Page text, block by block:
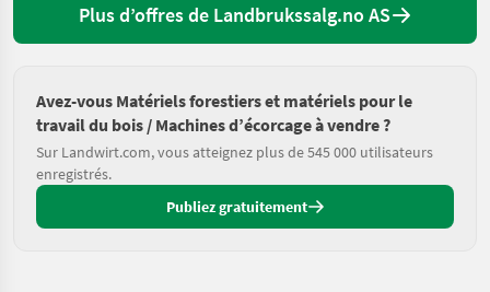
Plus d’offres de Landbrukssalg.no AS
Avez-vous Matériels forestiers et matériels pour le
travail du bois / Machines d’écorcage à vendre ?
Sur Landwirt.com, vous atteignez plus de 545 000 utilisateurs
enregistrés.
Publiez gratuitement